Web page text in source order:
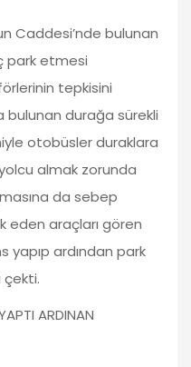
Caddesi’nde bulunan
park etmesi
tepkisini
bulunan durağa sürekli
otobüsler duraklara
almak zorunda
da sebep
eden araçları gören
yapıp ardından park
çekti.
ARDINAN